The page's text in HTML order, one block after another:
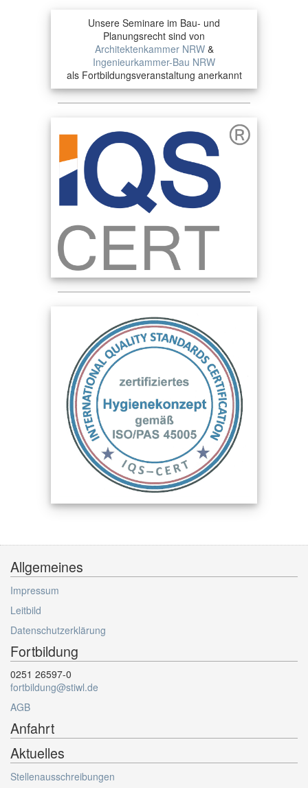
Unsere Seminare im Bau- und
Planungsrecht sind von
Architektenkammer NRW&
Ingenieurkammer-Bau NRW
als Fortbildungsveranstaltung anerkannt
Allgemeines
Impressum
Leitbild
Datenschutzerklärung
Fortbildung
0251 26597-0
fortbildung@stiwl.de
AGB
Anfahrt
Aktuelles
Stellenausschreibungen